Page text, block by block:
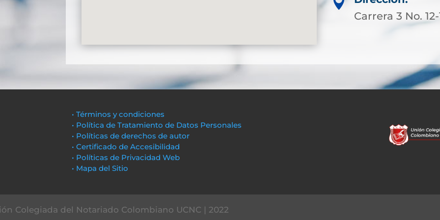
Carrera 3 No.
• Términos y condiciones
• Política de Tratamiento de Datos Personales
• Políticas de derechos de autor
• Certificado de Accesibilidad
• Políticas de Privacidad Web
• Mapa del Sitio
Colegiada del Notariado Colombiano UCNC | 2022